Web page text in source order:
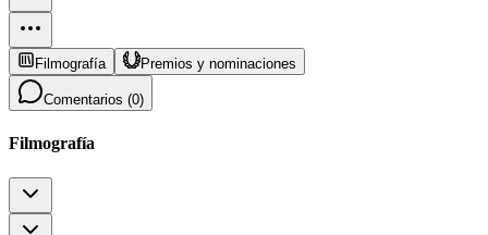
Filmografía Premios y nominaciones
Comentarios (0)
Filmografía